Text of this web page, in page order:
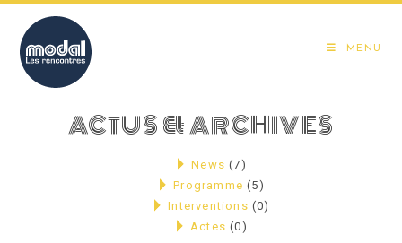
content
MENU
ACTUS & ARCHIVES
News (7)
Programme (5)
Interventions (0)
Actes (0)